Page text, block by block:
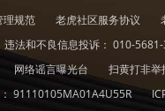
理规范 老虎社区服务协议
违法和不良信息投诉： 010-
网络谣言曝光台
扫黄打非
91110105MA01A4U55R